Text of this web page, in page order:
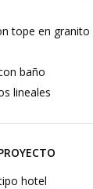
tope en granito
baño
lineales
hotel